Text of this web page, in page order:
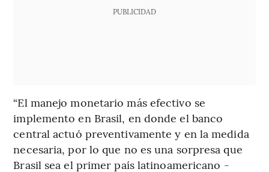
PUBLICIDAD
“El manejo monetario más efectivo se
implemento en Brasil, en donde el banco
central actuó preventivamente y en la medida
necesaria, por lo que no es una sorpresa que
Brasil sea el primer país latinoamericano -